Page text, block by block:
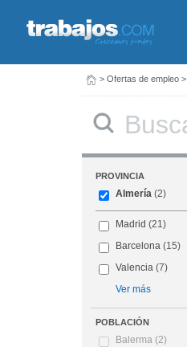
> Ofertas de empleo >
PROVINCIA
Almería (2)
Madrid (21)
Barcelona (15)
Valencia (7)
Ver más
POBLACIÓN
Balerma (2)